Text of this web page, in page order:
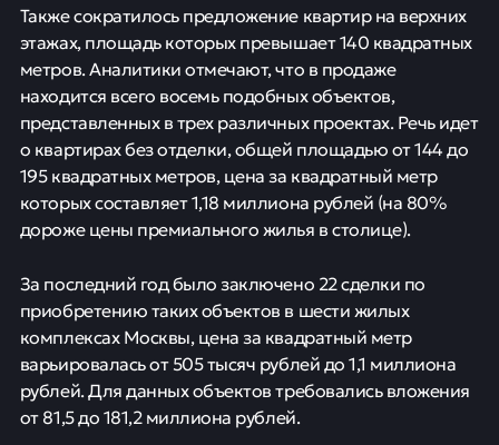
Также сократилось предложение квартир на верхних
этажах, площадь которых превышает 140 квадратных
метров. Аналитики отмечают, что в продаже
находится всего восемь подобных объектов,
представленных в трех различных проектах. Речь идет
о квартирах без отделки, общей площадью от 144 до
195 квадратных метров, цена за квадратный метр
которых составляет 1,18 миллиона рублей (на 80%
дороже цены премиального жилья в столице).
За последний год было заключено 22 сделки по
приобретению таких объектов в шести жилых
комплексах Москвы, цена за квадратный метр
варьировалась от 505 тысяч рублей до 1,1 миллиона
рублей. Для данных объектов требовались вложения
от 81,5 до 181,2 миллиона рублей.